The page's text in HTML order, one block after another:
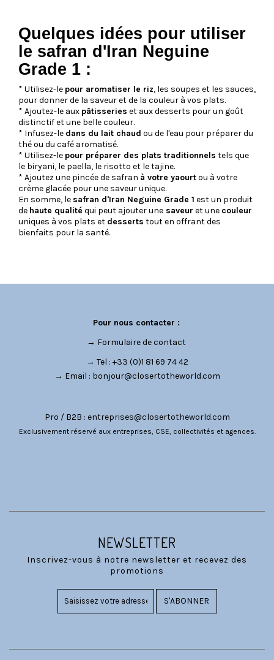
Quelques idées pour utiliser
le safran d'Iran Neguine
Grade 1 :
* Utilisez-le pour aromatiser le riz, les soupes et les sauces,
pour donner de la saveur et de la couleur à vos plats.
* Ajoutez-le aux pâtisseries et aux desserts pour un goût
distinctif et une belle couleur.
* Infusez-le dans du lait chaud ou de l'eau pour préparer du
thé ou du café aromatisé.
* Utilisez-le pour préparer des plats traditionnels tels que
le biryani, le paella, le risotto et le tajine.
* Ajoutez une pincée de safran à votre yaourtou à votre
crème glacée pour une saveur unique.
En somme, le safran d'Iran Neguine Grade 1 est un produit
de haute qualité qui peut ajouter une saveur et une couleur
uniques à vos plats et desserts tout en offrant des
bienfaits pour la santé.
Pour nous contacter :
→ Formulaire de contact
→ Tel : +33 (0)1 81 69 74 42
→ Email : bonjour@closertotheworld.com
Pro / B2B : entreprises@closertotheworld.com
Exclusivement réservé aux entreprises, CSE, collectivités et agences.
NEWSLETTER
Inscrivez-vous à notre newsletter et recevez des
promotions
S'ABONNER